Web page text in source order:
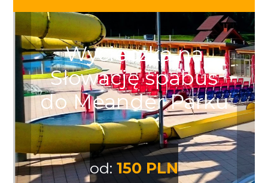
Wycieczka na
Słowację spabus
do Meander Parku
od: 150 PLN